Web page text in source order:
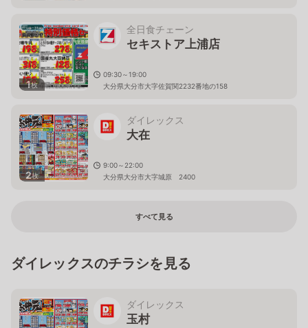
1枚
全日食チェーン
セキストア上浦店
09:30～19:00
大分県大分市大字佐賀関2232番地の158
2枚
ダイレックス
大在
9:00～22:00
大分県大分市大字城原 2400
すべて見る
ダイレックスのチラシを見る
ダイレックス
玉村